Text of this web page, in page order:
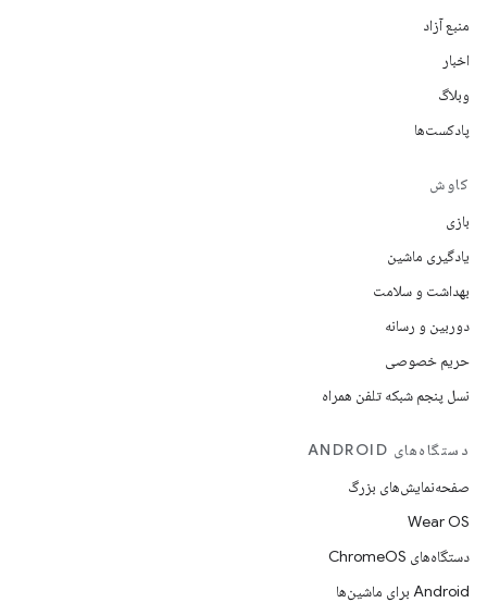
منبع آزاد
اخبار
وبلاگ
پادکست‌ها
کاوش
بازی
یادگیری ماشین
بهداشت و سلامت
دوربین و رسانه
حریم خصوصی
نسل پنجم شبکه تلفن همراه
دستگاه‌های ANDROID
صفحه‌نمایش‌های بزرگ
Wear OS
دستگاه‌های ChromeOS
Android برای ماشین‌ها